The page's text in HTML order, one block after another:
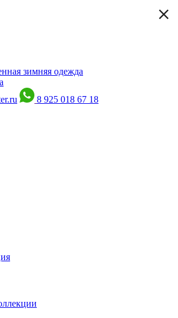
зимняя одежда
8 925 018 67 18